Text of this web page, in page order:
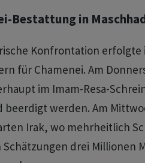
Bestattung in
Konfrontation
für Chamenei. Am
im Imam-Resa-
beerdigt werden. Am
Irak, wo mehrheitlich
drei Millionen